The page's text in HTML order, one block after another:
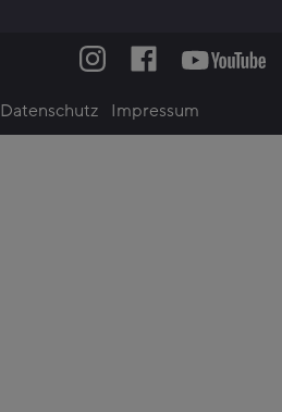
Datenschutz Impressum